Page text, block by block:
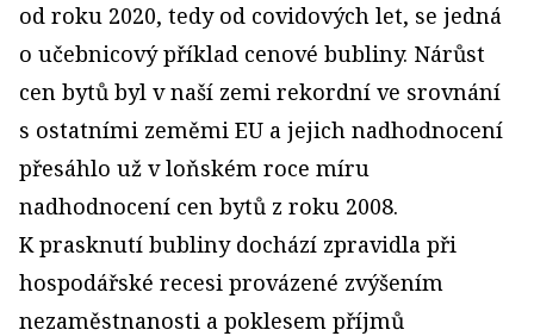
od roku 2020, tedy od covidových let, se jedná
o učebnicový příklad cenové bubliny. Nárůst
cen bytů byl v naší zemi rekordní ve srovnání
s ostatními zeměmi EU a jejich nadhodnocení
přesáhlo už v loňském roce míru
nadhodnocení cen bytů z roku 2008.
K prasknutí bubliny dochází zpravidla při
hospodářské recesi provázené zvýšením
nezaměstnanosti a poklesem příjmů